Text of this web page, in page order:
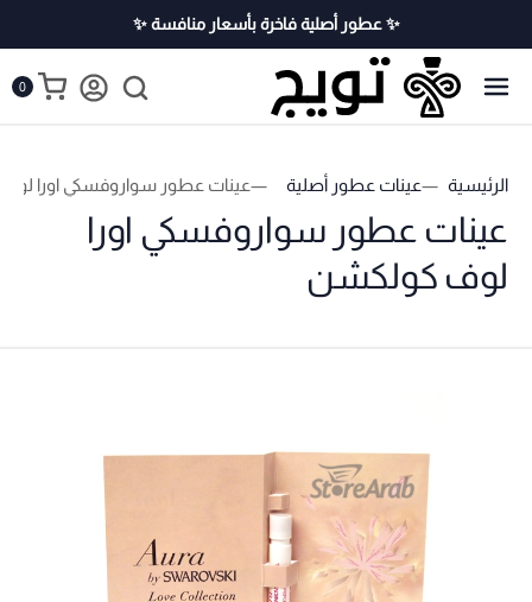
✨ عطور أصلية فاخرة بأسعار منافسة ✨
0
الرئيسية عينات عطور أصلية عينات عطور سواروفسكي اورا
عينات عطور سواروفسكي اورا
لوف كولكشن